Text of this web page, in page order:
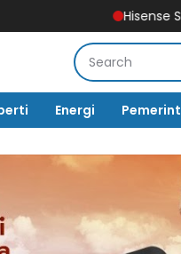
Hisense Siap Layani
Energi